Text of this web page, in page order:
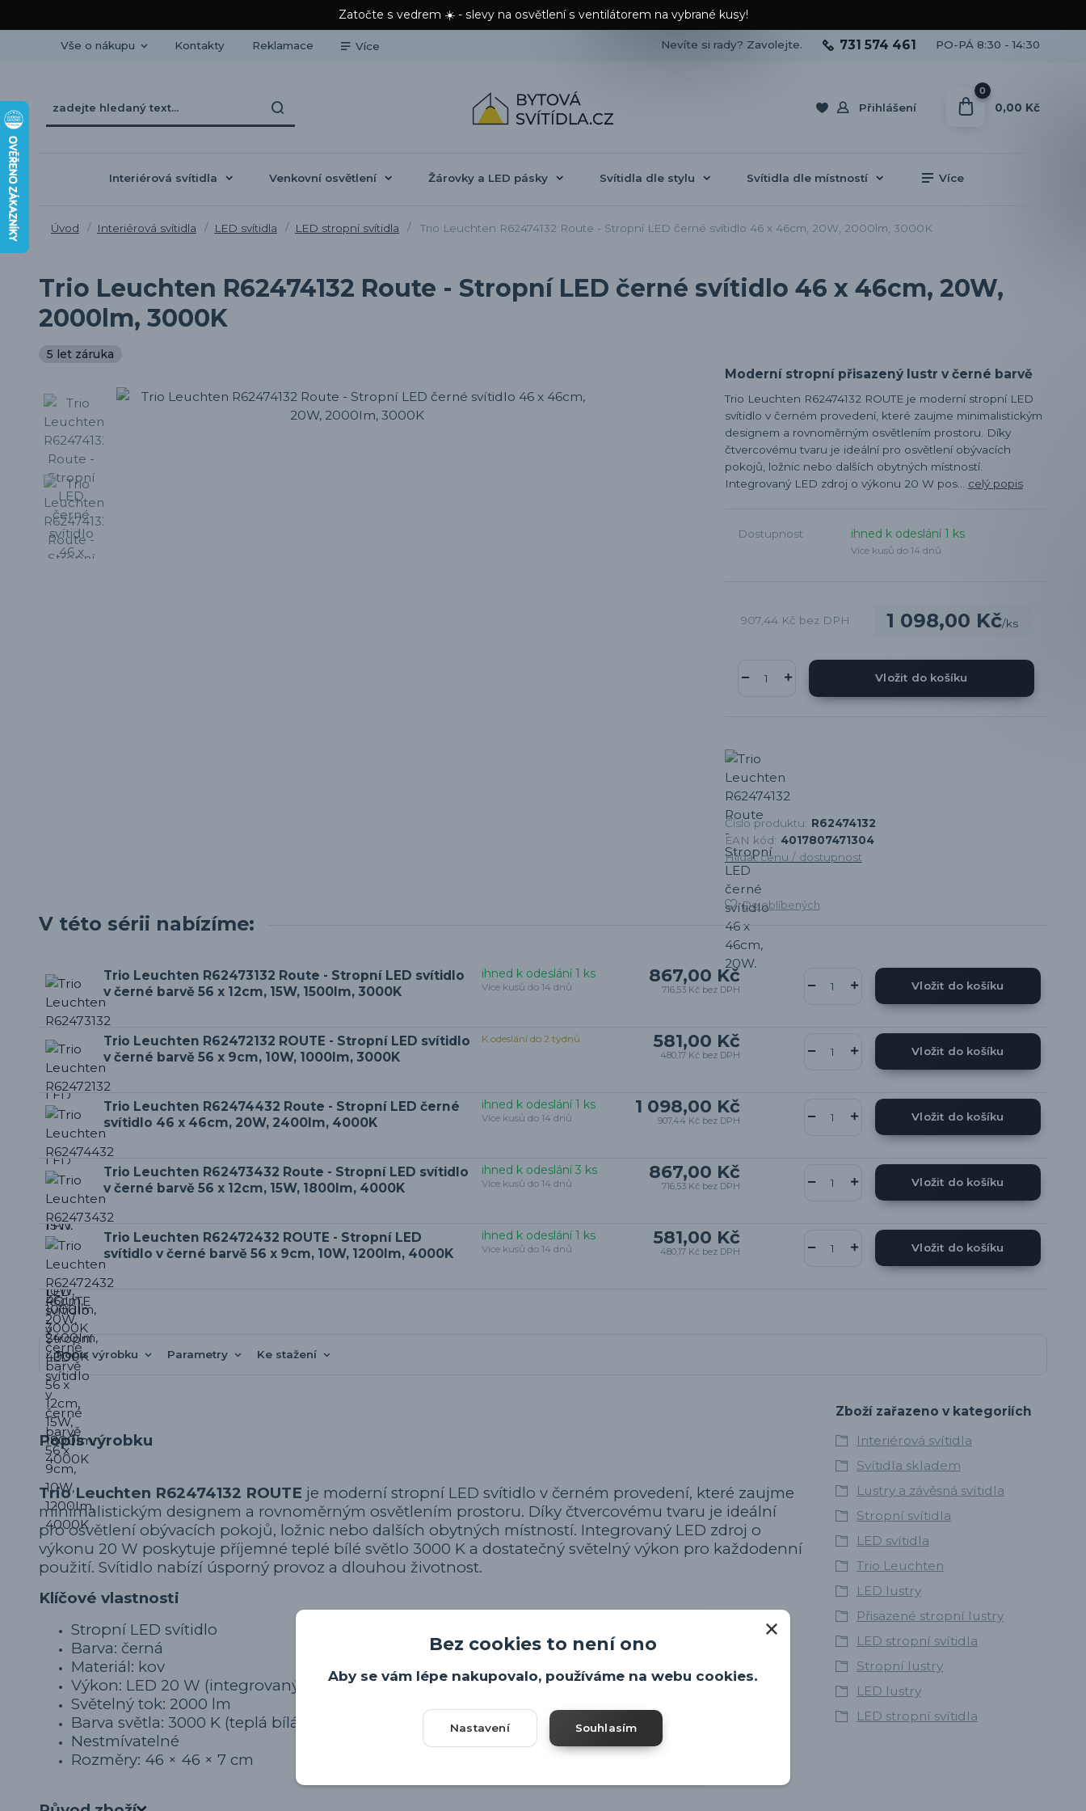
Zatočte s vedrem ☀️ - slevy na osvětlení s ventilátorem na vybrané kusy!
Vše o nákupu Kontakty Reklamace Více
Přihlášení
Nevíte si rady? Zavolejte. 731 574 461 PO-PÁ 8:30 - 14:30
0
0,00 Kč
Interiérová svítidla Venkovní osvětlení Žárovky a LED pásky Svítidla dle stylu Svítidla dle místností Více
Úvod Interiérová svítidla LED svítidla LED stropní svítidla Trio Leuchten R62474132 Route - Stropní LED černé svítidlo 46 x 46cm, 20W, 2000lm, 3000K
Trio Leuchten R62474132 Route - Stropní LED černé svítidlo 46 x 46cm, 20W,
2000lm, 3000K
5 let záruka
Moderní stropní přisazený lustr v černé barvě
Trio Leuchten R62474132 ROUTE je moderní stropní LED
svítidlo v černém provedení, které zaujme minimalistickým
designem a rovnoměrným osvětlením prostoru. Díky
čtvercovému tvaru je ideální pro osvětlení obývacích
pokojů, ložnic nebo dalších obytných místností.
Integrovaný LED zdroj o výkonu 20 W pos... celý popis
Dostupnost ihned k odeslání 1 ks
Více kusů do 14 dnů
1 098,00 Kč/ks
907,44 Kč bez DPH
Vložit do košíku
Číslo produktu: R62474132
EAN kód: 4017807471304
Hlídat cenu / dostupnost
Do oblíbených
V této sérii nabízíme:
Trio Leuchten R62473132 Route - Stropní LED svítidlo
v černé barvě 56 x 12cm, 15W, 1500lm, 3000K
867,00 Kč
716,53 Kč bez DPH
ihned k odeslání 1 ks
Více kusů do 14 dnů Vložit do košíku
Trio Leuchten R62472132 ROUTE - Stropní LED svítidlo
v černé barvě 56 x 9cm, 10W, 1000lm, 3000K
581,00 Kč
480,17 Kč bez DPH
K odeslání do 2 týdnů
Vložit do košíku
Trio Leuchten R62474432 Route - Stropní LED černé
svítidlo 46 x 46cm, 20W, 2400lm, 4000K
1 098,00 Kč
907,44 Kč bez DPH
ihned k odeslání 1 ks
Více kusů do 14 dnů Vložit do košíku
Trio Leuchten R62473432 Route - Stropní LED svítidlo
v černé barvě 56 x 12cm, 15W, 1800lm, 4000K
867,00 Kč
716,53 Kč bez DPH
ihned k odeslání 3 ks
Více kusů do 14 dnů Vložit do košíku
Trio Leuchten R62472432 ROUTE - Stropní LED
svítidlo v černé barvě 56 x 9cm, 10W, 1200lm, 4000K
581,00 Kč
480,17 Kč bez DPH
ihned k odeslání 1 ks
Více kusů do 14 dnů Vložit do košíku
Popis výrobku Parametry Ke stažení
Popis výrobku
Trio Leuchten R62474132 ROUTE je moderní stropní LED svítidlo v černém provedení, které zaujme
minimalistickým designem a rovnoměrným osvětlením prostoru. Díky čtvercovému tvaru je ideální
pro osvětlení obývacích pokojů, ložnic nebo dalších obytných místností. Integrovaný LED zdroj o
výkonu 20 W poskytuje příjemné teplé bílé světlo 3000 K a dostatečný světelný výkon pro každodenní
použití. Svítidlo nabízí úsporný provoz a dlouhou životnost.
Klíčové vlastnosti
Stropní LED svítidlo
Barva: černá
Materiál: kov
Výkon: LED 20 W (integrovaný zdroj)
Světelný tok: 2000 lm
Barva světla: 3000 K (teplá bílá)
Nestmívatelné
Rozměry: 46 × 46 × 7 cm
Zboží zařazeno v kategoriích
Interiérová svítidla
Svítidla skladem
Lustry a závěsná svítidla
Stropní svítidla
LED svítidla
Trio Leuchten
LED lustry
Přisazené stropní lustry
LED stropní svítidla
Stropní lustry
LED lustry
LED stropní svítidla
Bez cookies to není ono
Aby se vám lépe nakupovalo, používáme na webu cookies.
Nastavení Souhlasím